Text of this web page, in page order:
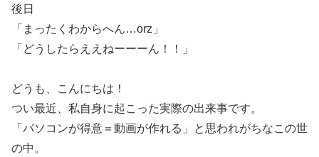
後日
「まったくわからへん…orz」
「どうしたらええねーーーん！！」
どうも、こんにちは！
つい最近、私自身に起こった実際の出来事です。
「パソコンが得意＝動画が作れる」と思われがちなこの世
の中。